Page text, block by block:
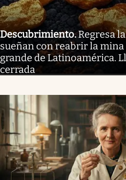
Descubrimiento.Regresa
sueñan con reabrir la
grande de Latinoamérica.
cerrada